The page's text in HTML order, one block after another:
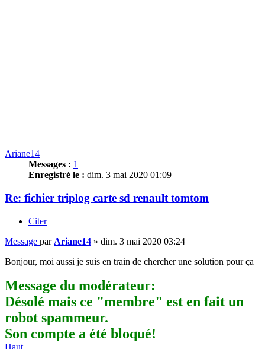
Ariane14
Messages : 1
Enregistré le : dim. 3 mai 2020 01:09
Re: fichier triplog carte sd renault tomtom
Citer
Message par Ariane14 » dim. 3 mai 2020 03:24
Bonjour, moi aussi je suis en train de chercher une solution pour ça
Message du modérateur:
Désolé mais ce "membre" est en fait un
robot spammeur.
Son compte a été bloqué!
Haut